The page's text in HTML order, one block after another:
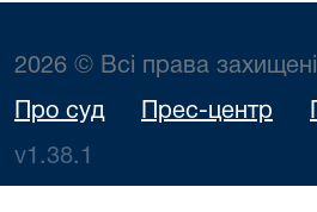
2026 © Всі права захищені
Про суд Прес-центр
v1.38.1